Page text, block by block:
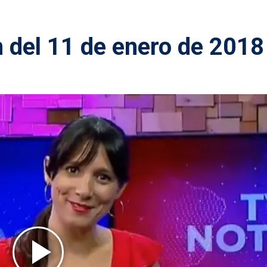
11 de enero de 2018